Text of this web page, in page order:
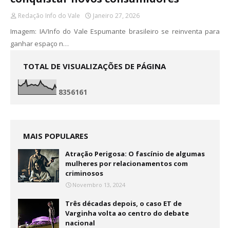
Redação Info do Vale Janeiro 27, 2026
Imagem: IA/Info do Vale Espumante brasileiro se reinventa para
ganhar espaço n…
TOTAL DE VISUALIZAÇÕES DE PÁGINA
8356161
MAIS POPULARES
Atração Perigosa: O fascínio de algumas
mulheres por relacionamentos com
criminosos
Novembro 13, 2024
Três décadas depois, o caso ET de
Varginha volta ao centro do debate
nacional